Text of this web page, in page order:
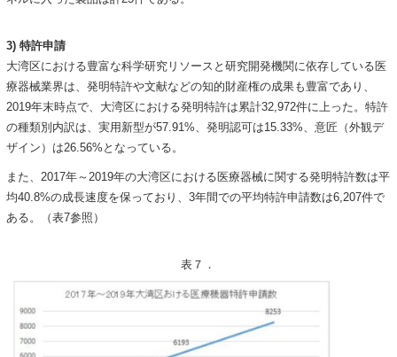
3) 特許申請
大湾区における豊富な科学研究リソースと研究開発機関に依存している医
療器械業界は、発明特許や文献などの知的財産権の成果も豊富であり、
2019年末時点で、大湾区における発明特許は累計32,972件に上った。特許
の種類別内訳は、実用新型が57.91%、発明認可は15.33%、意匠（外観デ
ザイン）は26.56%となっている。
また、2017年～2019年の大湾区における医療器械に関する発明特許数は平
均40.8%の成長速度を保っており、3年間での平均特許申請数は6,207件で
ある。（表7参照）
表７．